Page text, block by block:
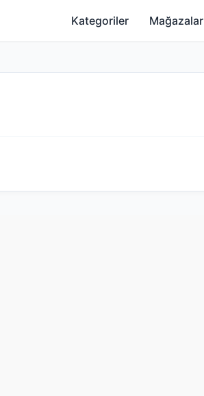
Kategoriler Mağazalar